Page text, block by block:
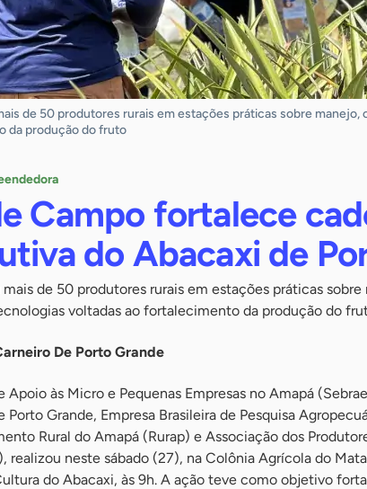
de 50 produtores rurais em estações práticas sobre
da produção do fruto
Campo fortalece
do Abacaxi de
de 50 produtores rurais em estações práticas
voltadas ao fortalecimento da produção do
De Porto Grande
Apoio às Micro e Pequenas Empresas no Amapá
Porto Grande, Empresa Brasileira de Pesquisa
Rural do Amapá (Rurap) e Associação dos
realizou neste sábado (27), na Colônia Agrícola do
do Abacaxi, às 9h. A ação teve como objetivo